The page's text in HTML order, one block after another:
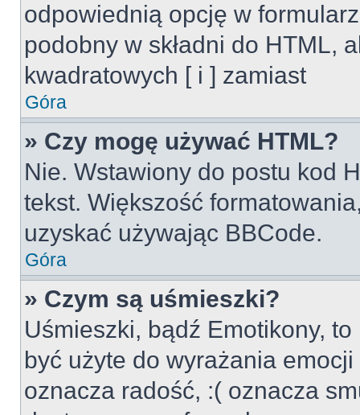
odpowiednią opcję w
podobny w składni do HTML,
kwadratowych [ i ] zamiast
Góra
» Czy mogę używać HTML?
Nie. Wstawiony do postu kod
tekst. Większość
uzyskać używając BBCode.
Góra
» Czym są uśmieszki?
Uśmieszki, bądź Emotikony,
być użyte do wyrażania
oznacza radość, :( oznacza